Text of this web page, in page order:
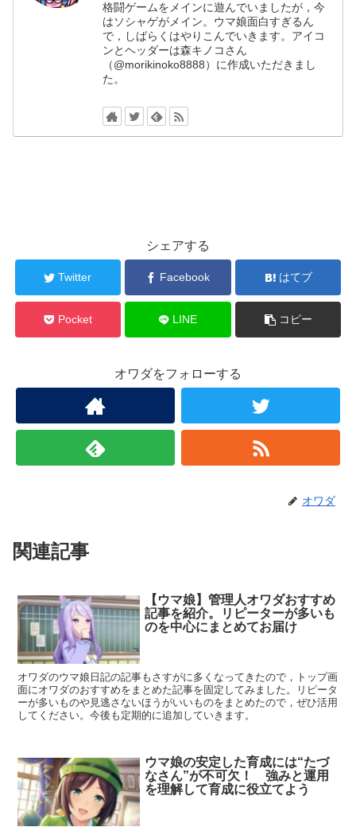
格闘ゲームをメインに遊んでいましたが，今
はソシャゲがメイン。ウマ娘面白すぎるん
で，しばらくはやりこんでいきます。アイコ
ンとヘッダーは森キノコさん
（@morikinoko8888）に作成いただきまし
た。
シェアする
Twitter Facebook はてブ
Pocket LINE コピー
オワダをフォローする
オワダ
関連記事
【ウマ娘】管理人オワダおすすめ
記事を紹介。リピーターが多いも
のを中心にまとめてお届け
オワダのウマ娘日記の記事もさすがに多くなってきたので，トップ画
面にオワダのおすすめをまとめた記事を固定してみました。リピータ
ーが多いものや見逃さないほうがいいものをまとめたので，ぜひ活用
してください。今後も定期的に追加していきます。
ウマ娘の安定した育成には“たづ
なさん”が不可欠！ 強みと運用
を理解して育成に役立てよう